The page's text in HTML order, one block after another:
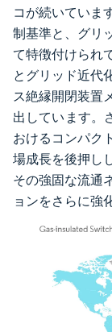
コが続いていま
制基準と、グリ
て特徴付けられ
とグリッド近代
ス絶縁開閉装置
出しています。
おけるコンパク
場成長を後押し
その強固な流通
ョンをさらに強